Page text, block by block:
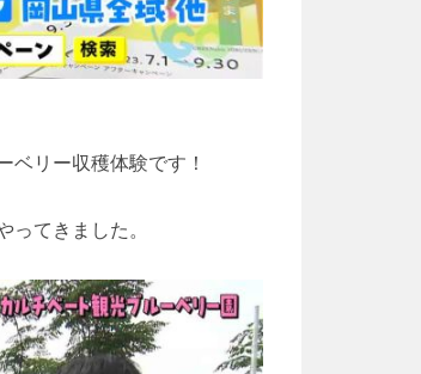
リー収穫体験です！
ってきました。